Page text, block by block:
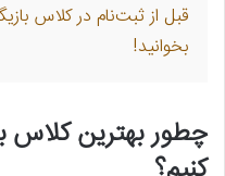
قبل از ثبت‌نام در کلاس
بخوانید!
چطور بهترین کلاس